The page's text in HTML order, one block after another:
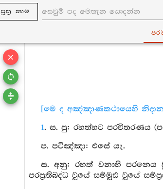
සූත්‍ර නාම
[මෙ ද අඤ්ඤාණකථායෙහි
1. ස. පු: රහත්හට පරවිතරණය
ප. පටිඤ්ඤා: එසේ යැ.
ස. අනු: රහත් වනාහි පරනෙය
පරප්‍රතිබද්ධ වූයේ සම්මූඪ වූයේ